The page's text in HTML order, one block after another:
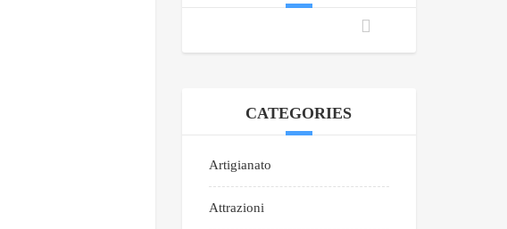
CATEGORIES
Artigianato
Attrazioni